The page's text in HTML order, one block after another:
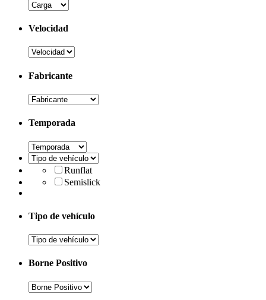
Velocidad
Fabricante
Temporada
Runflat
Semislick
Tipo de vehículo
Borne Positivo